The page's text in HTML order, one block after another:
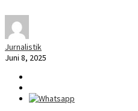
Jurnalistik
Juni 8, 2025